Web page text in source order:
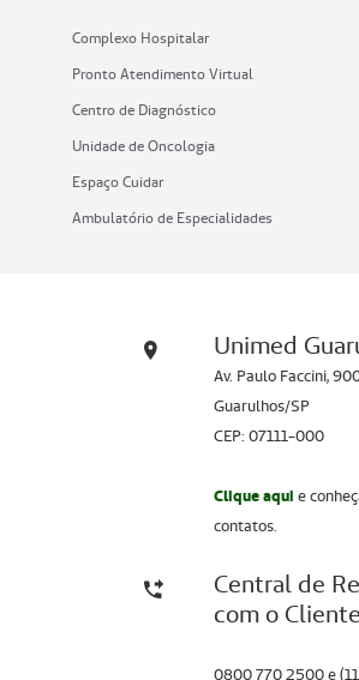
Complexo Hospitalar
Pronto Atendimento Virtual
Centro de Diagnóstico
Unidade de Oncologia
Espaço Cuidar
Ambulatório de Especialidades
Unimed
Av. Paulo Faccini,
Guarulhos/SP
CEP: 07111-000
Clique aqui e
contatos.
Central de
com o
0800 770 2500 e